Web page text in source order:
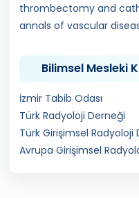
thrombectomy and
annals of vascular
Bilimsel Mesleki
İzmir Tabib Odası
Türk Radyoloji Derneği
Türk Girişimsel Radyoloji
Avrupa Girişimsel